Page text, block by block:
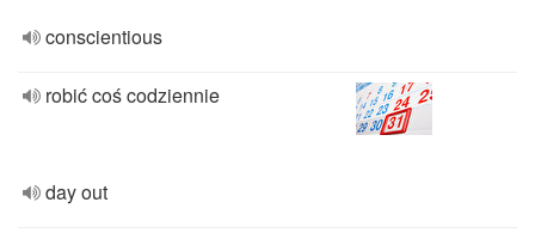
conscientious
robić coś codziennie
day out